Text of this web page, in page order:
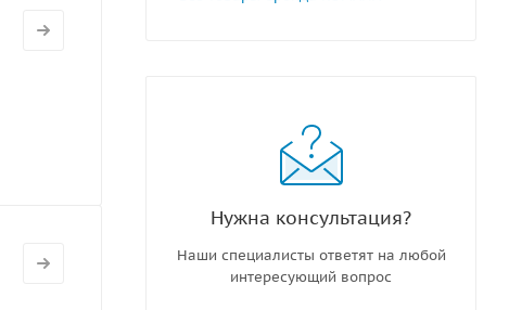
Нужна консультация?
Наши специалисты ответят на любой
интересующий вопрос